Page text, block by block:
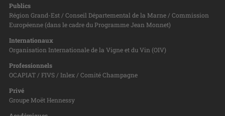
Publics
Région Grand-Est / Conseil Départemental de la Marne / Commission
Européenne (dans le cadre du Programme Jean Monnet)
Internationaux
Organisation Internationale de la Vigne et du Vin (OIV)
Professionnels
OCAPIAT / FIVS / Inlex / Comité Champagne
Privé
Groupe Moët Hennessy